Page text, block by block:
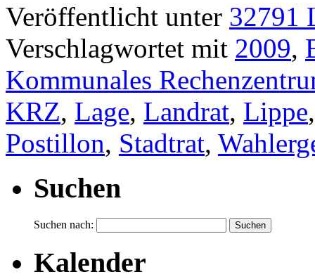
Veröffentlicht unter 32791
Verschlagwortet mit 2009,
Kommunales
KRZ, Lage, Landrat, Lippe
Postillon, Stadtrat,
Suchen
Suchen nach:
Kalender